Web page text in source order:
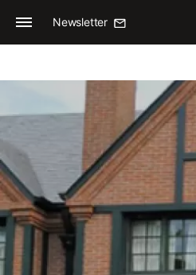
Newsletter